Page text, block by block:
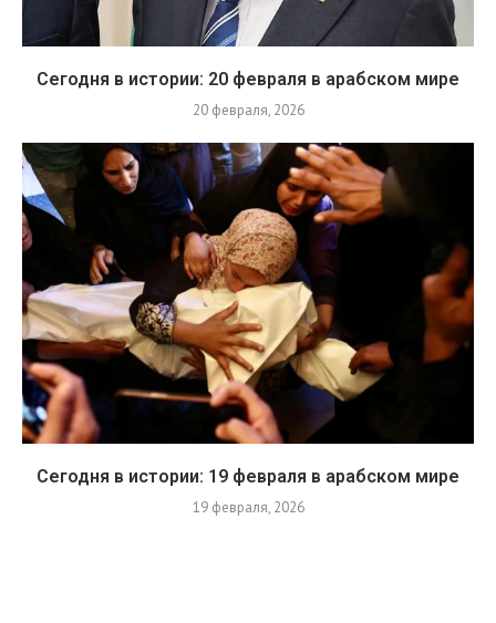
Сегодня в истории: 20 февраля в арабском мире
20 февраля, 2026
Сегодня в истории: 19 февраля в арабском мире
19 февраля, 2026